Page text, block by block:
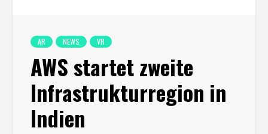
AR NEWS VR
AWS startet zweite
Infrastrukturregion in
Indien